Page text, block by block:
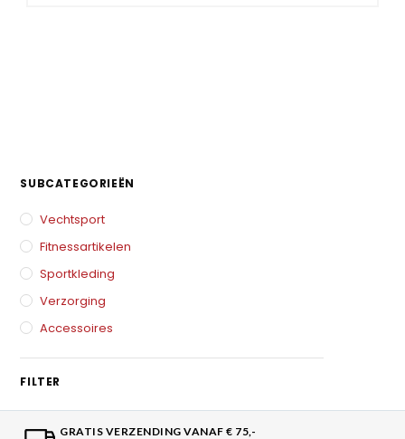
SUBCATEGORIEËN
Vechtsport
Fitnessartikelen
Sportkleding
Verzorging
Accessoires
FILTER
GRATIS VERZENDING VANAF € 75,-